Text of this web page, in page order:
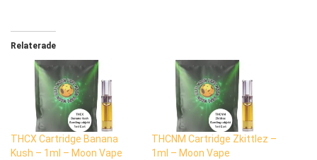
Relaterade
THCX Cartridge Banana
Kush – 1ml – Moon Vape
THCNM Cartridge Zkittlez –
1ml – Moon Vape